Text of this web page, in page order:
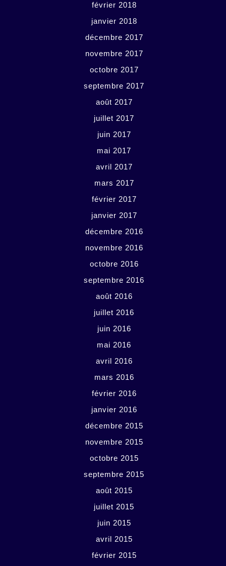
février 2018
janvier 2018
décembre 2017
novembre 2017
octobre 2017
septembre 2017
août 2017
juillet 2017
juin 2017
mai 2017
avril 2017
mars 2017
février 2017
janvier 2017
décembre 2016
novembre 2016
octobre 2016
septembre 2016
août 2016
juillet 2016
juin 2016
mai 2016
avril 2016
mars 2016
février 2016
janvier 2016
décembre 2015
novembre 2015
octobre 2015
septembre 2015
août 2015
juillet 2015
juin 2015
avril 2015
février 2015